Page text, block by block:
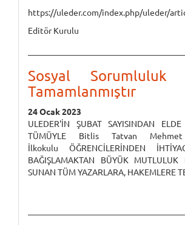
https://uleder.com/index.php/uleder/
Editör Kurulu
Sosyal Sorumluluk
Tamamlanmıştır
24 Ocak 2023
ULEDER'İN ŞUBAT SAYISINDAN
TÜMÜYLE Bitlis Tatvan
İlkokulu ÖĞRENCİLERİNDEN
BAĞIŞLAMAKTAN BÜYÜK MUTLULUK
SUNAN TÜM YAZARLARA, HAKEMLERE